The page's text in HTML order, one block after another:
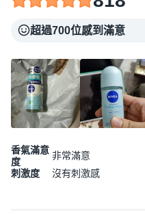
超過700位感到滿意
香氣滿意
度
非常滿意
刺激度
沒有刺激感